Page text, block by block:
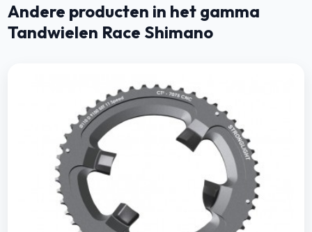
Andere producten in het gamma
Tandwielen Race Shimano